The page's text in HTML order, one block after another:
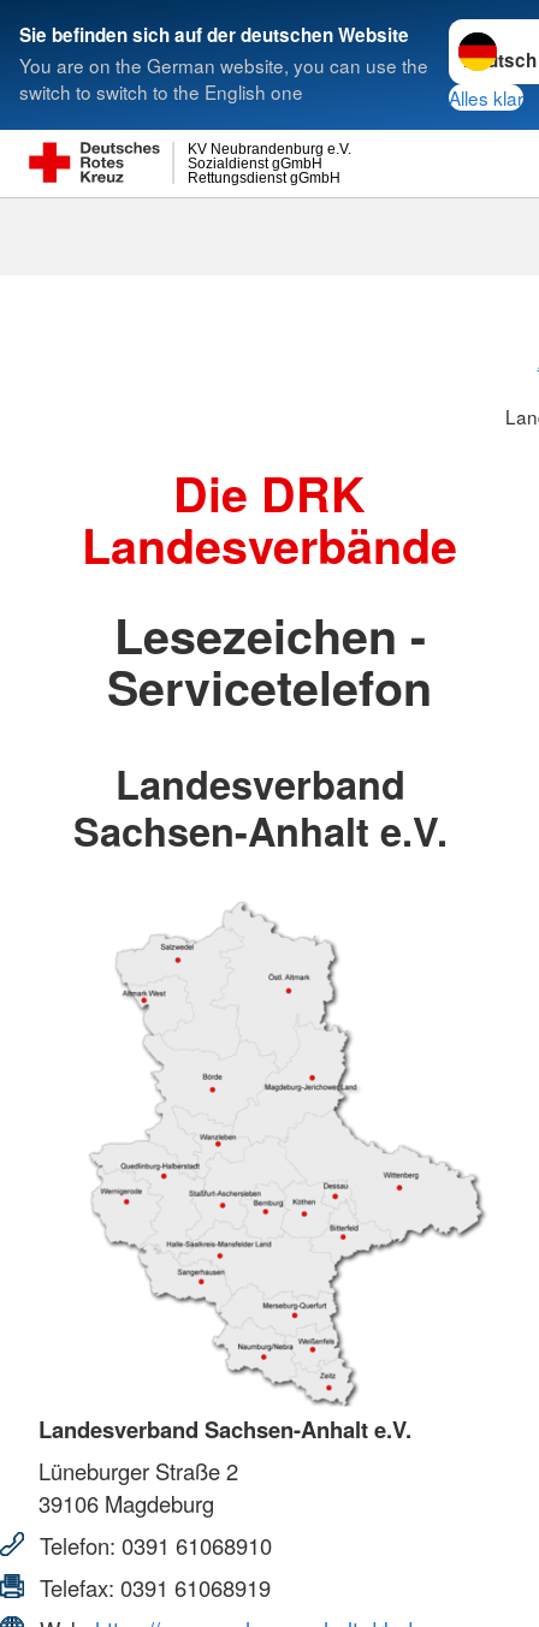
Sie befinden sich auf der deutschen Website
You are on the German website, you can use the
switch to switch to the English one
Sprache
Alles klar
Rettungsdienst gGmbH
Sozialdienst gGmbH
KV Neubrandenburg e.V.
Suche
Die DRK
Landesverbände
Lesezeichen -
Servicetelefon
Landesverband
Sachsen-Anhalt e.V.
Landesverband Sachsen-Anhalt e.V.
Lüneburger Straße 2
39106 Magdeburg
Telefon: 0391 61068910
Telefax: 0391 61068919